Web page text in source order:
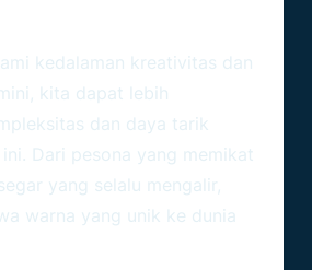
kedalaman kreativitas dan
kita dapat lebih
dan daya tarik
Dari pesona yang memikat
yang selalu mengalir,
warna yang unik ke dunia